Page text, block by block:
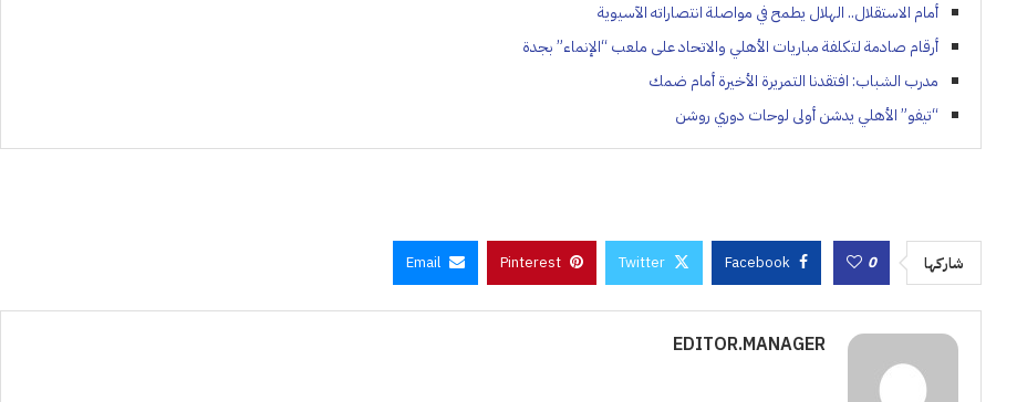
أمام الاستقلال.. الهلال يطمح في مواصلة انتصاراته الآسيوية
أرقام صادمة لتكلفة مباريات الأهلي والاتحاد على ملعب “الإنماء” بجدة
مدرب الشباب: افتقدنا التمريرة الأخيرة أمام ضمك
“تيفو” الأهلي يدشن أولى لوحات دوري روشن
شاركها 0
Facebook
Twitter
Pinterest
Email
EDITOR.MANAGER